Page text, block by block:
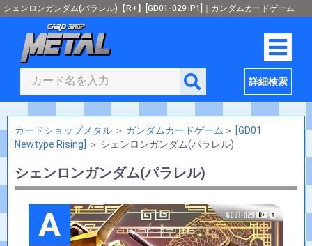
シェンロンガンダム(パラレル)【R+】[GD01-029-P1]｜ガンダムカードゲーム
詳細検索
カードショップメタル ＞ ガンダムカードゲーム ＞ [GD01
Newtype Rising]
＞ シェンロンガンダム(パラレル)
シェンロンガンダム(パラレル)
A